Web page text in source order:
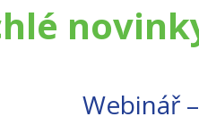
Webinář